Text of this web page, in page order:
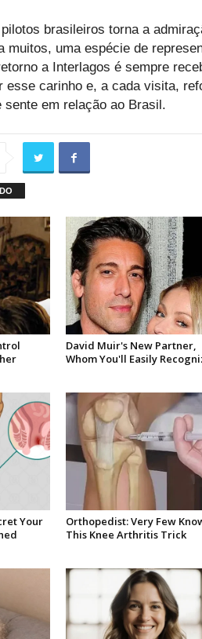
brasileiros torna a
muitos, uma espécie de
a Interlagos é sempre
esse carinho e, a cada visita,
sente em relação ao Brasil.